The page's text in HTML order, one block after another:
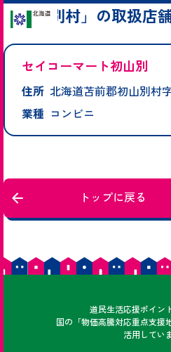
「初山別村」の取扱店
セイコーマート初山別
住所 北海道苫前郡初山別村
業種 コンビニ
トップに戻る
道民どうみん
生活応援ポイン
国の「物価高騰対応重点支援
活用してい